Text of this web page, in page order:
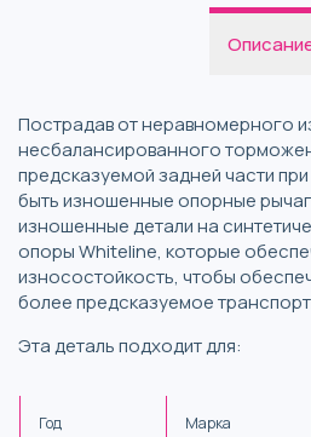
Пострадав от неравномерного
несбалансированного
предсказуемой задней части
быть изношенные опорные
изношенные детали на
опоры Whiteline, которые
износостойкость, чтобы
более предсказуемое
Эта деталь подходит для:
Год Марка